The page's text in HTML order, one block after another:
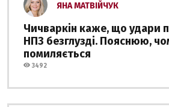
ЯНА МАТВІЙЧУК
Чичваркін каже, що удари
НПЗ безглузді. Пояснюю,
помиляється
3492